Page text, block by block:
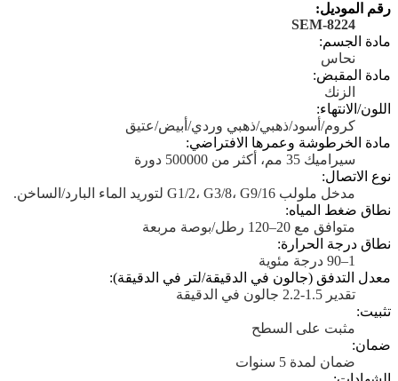
رقم الموديل:
SEM-8224
مادة الجسم:
نحاس
مادة المقبض:
الزنك
اللون/الانتهاء:
كروم/أسود/ذهبي/ذهبي وردي/أبيض/عتيق
مادة الخرطوشة وعمرها الافتراضي:
سيراميك 35 مم، أكثر من 500000 دورة
نوع الاتصال:
مدخل ملولب G1/2، G3/8، G9/16 لتوريد الماء البارد/الساخن.
نطاق ضغط المياه:
متوافق مع 20–120 رطل/بوصة مربعة
نطاق درجة الحرارة:
1–90 درجة مئوية
معدل التدفق (جالون في الدقيقة/لتر في الدقيقة):
تقدير 1.5-2.2 جالون في الدقيقة
تثبيت:
مثبت على السطح
ضمان:
ضمان لمدة 5 سنوات